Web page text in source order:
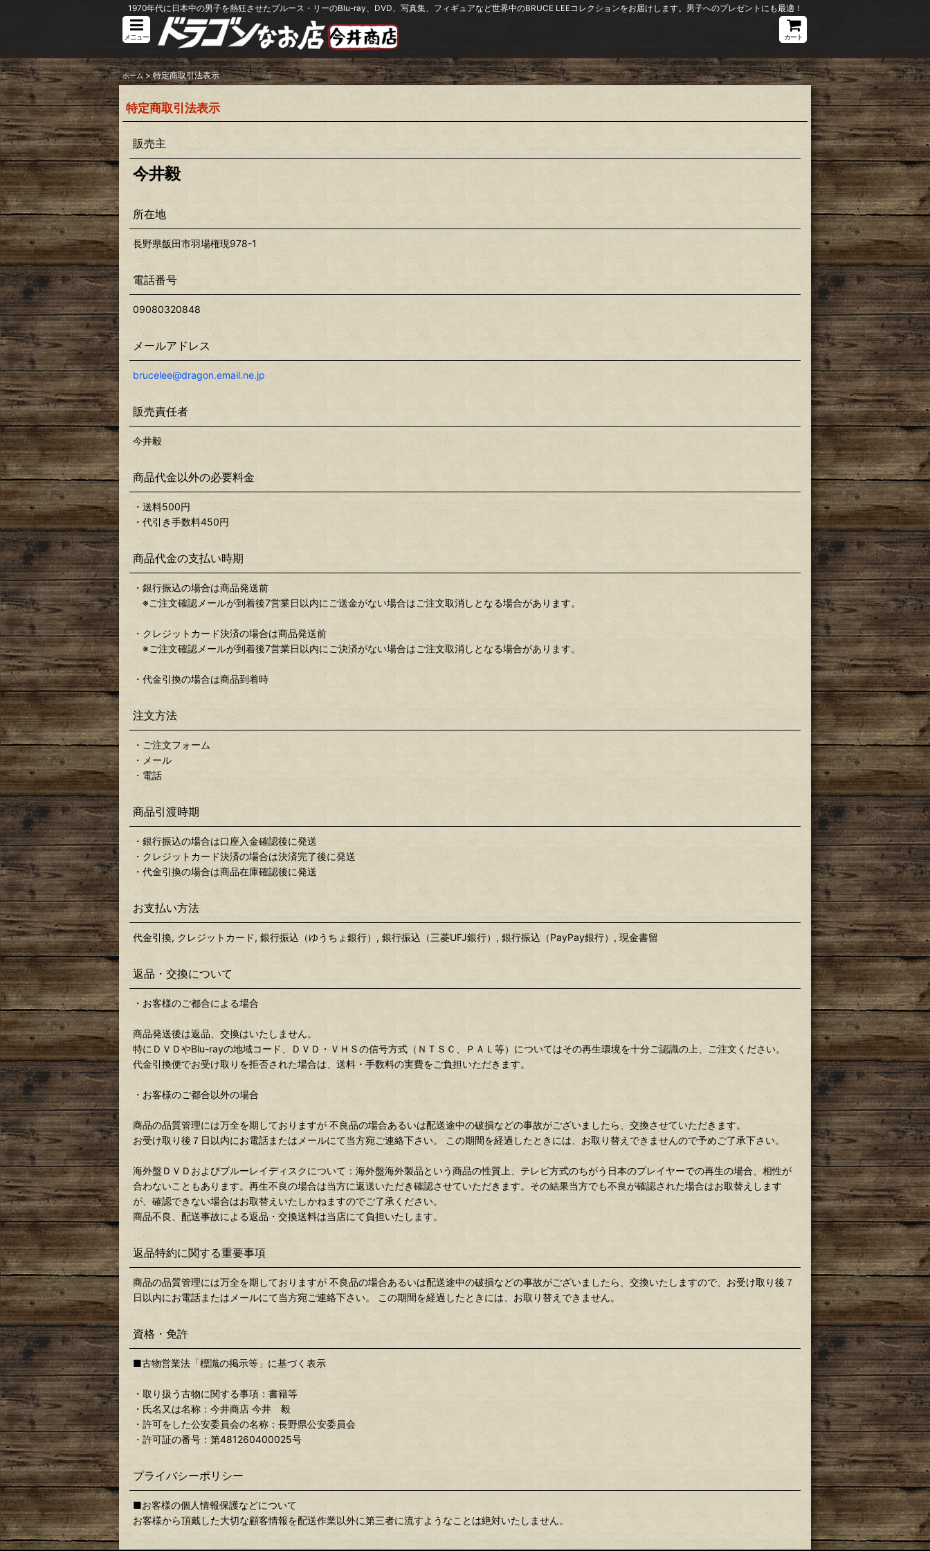
1970年代に日本中の男子を熱狂させたブルース・リーのBlu-ray、DVD、写真集、フィギュアなど世界中のBRUCE LEEコレクションをお届けします。男子へのプレゼントにも最適！
メニュー カート
ホーム > 特定商取引法表示
特定商取引法表示
販売主
今井毅
所在地
長野県飯田市羽場権現978-1
電話番号
09080320848
メールアドレス
brucelee@dragon.email.ne.jp
販売責任者
今井毅
商品代金以外の必要料金
・送料500円
・代引き手数料450円
商品代金の支払い時期
・銀行振込の場合は商品発送前
※ご注文確認メールが到着後7営業日以内にご送金がない場合はご注文取消しとなる場合があります。
・クレジットカード決済の場合は商品発送前
※ご注文確認メールが到着後7営業日以内にご決済がない場合はご注文取消しとなる場合があります。
・代金引換の場合は商品到着時
注文方法
・ご注文フォーム
・メール
・電話
商品引渡時期
・銀行振込の場合は口座入金確認後に発送
・クレジットカード決済の場合は決済完了後に発送
・代金引換の場合は商品在庫確認後に発送
お支払い方法
代金引換, クレジットカード, 銀行振込（ゆうちょ銀行）, 銀行振込（三菱UFJ銀行）, 銀行振込（PayPay銀行）, 現金書留
返品・交換について
・お客様のご都合による場合
商品発送後は返品、交換はいたしません。
特にＤＶＤやBlu-rayの地域コード、ＤＶＤ・ＶＨＳの信号方式（ＮＴＳＣ、ＰＡＬ等）についてはその再生環境を十分ご認識の上、ご注文ください。
代金引換便でお受け取りを拒否された場合は、送料・手数料の実費をご負担いただきます。
・お客様のご都合以外の場合
商品の品質管理には万全を期しておりますが 不良品の場合あるいは配送途中の破損などの事故がございましたら、交換させていただきます。
お受け取り後７日以内にお電話またはメールにて当方宛ご連絡下さい。 この期間を経過したときには、お取り替えできませんので予めご了承下さい。
海外盤ＤＶＤおよびブルーレイディスクについて：海外盤海外製品という商品の性質上、テレビ方式のちがう日本のプレイヤーでの再生の場合、相性が
合わないこともあります。再生不良の場合は当方に返送いただき確認させていただきます。その結果当方でも不良が確認された場合はお取替えします
が、確認できない場合はお取替えいたしかねますのでご了承ください。
商品不良、配送事故による返品・交換送料は当店にて負担いたします。
返品特約に関する重要事項
商品の品質管理には万全を期しておりますが 不良品の場合あるいは配送途中の破損などの事故がございましたら、交換いたしますので、お受け取り後７
日以内にお電話またはメールにて当方宛ご連絡下さい。 この期間を経過したときには、お取り替えできません。
資格・免許
■古物営業法「標識の掲示等」に基づく表示
・取り扱う古物に関する事項：書籍等
・氏名又は名称：今井商店 今井 毅
・許可をした公安委員会の名称：長野県公安委員会
・許可証の番号：第481260400025号
プライバシーポリシー
■お客様の個人情報保護などについて
お客様から頂戴した大切な顧客情報を配送作業以外に第三者に流すようなことは絶対いたしません。